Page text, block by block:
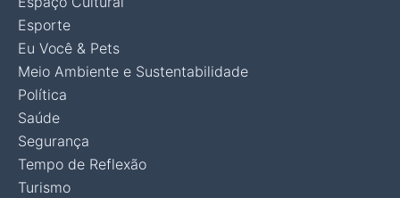
Esporte
Eu Você & Pets
Meio Ambiente e Sustentabilidade
Política
Saúde
Segurança
Tempo de Reflexão
Turismo